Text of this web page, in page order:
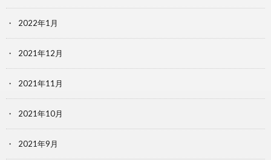
2022年1月
2021年12月
2021年11月
2021年10月
2021年9月